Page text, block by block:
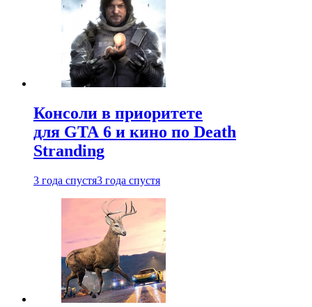
Консоли в приоритете
для GTA 6 и кино по Death
Stranding
3 года спустя3 года спустя